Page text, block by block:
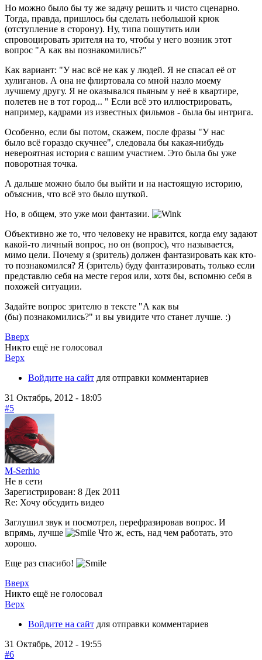
Но можно было бы ту же задачу решить и чисто сценарно.
Тогда, правда, пришлось бы сделать небольшой крюк
(отступление в сторону). Ну, типа пошутить или
спровоцировать зрителя на то, чтобы у него возник этот
вопрос "А как вы познакомились?"
Как вариант: "У нас всё не как у людей. Я не спасал её от
хулиганов. А она не флиртовала со мной назло моему
лучшему другу. Я не оказывался пьяным у неё в квартире,
полетев не в тот город... " Если всё это иллюстрировать,
например, кадрами из известных фильмов - была бы интрига.
Особенно, если бы потом, скажем, после фразы "У нас
было всё гораздо скучнее", следовала бы какая-нибудь
невероятная история с вашим участием. Это была бы уже
поворотная точка.
А дальше можно было бы выйти и на настоящую историю,
объяснив, что всё это было шуткой.
Но, в общем, это уже мои фантазии.
Объективно же то, что человеку не нравится, когда ему задают
какой-то личный вопрос, но он (вопрос), что называется,
мимо цели. Почему я (зритель) должен фантазировать как кто-
то познакомился? Я (зритель) буду фантазировать, только если
представлю себя на месте героя или, хотя бы, вспомню себя в
похожей ситуации.
Задайте вопрос зрителю в тексте "А как вы
(бы) познакомились?" и вы увидите что станет лучше. :)
Вверх
Никто ещё не голосовал
Верх
Войдите на сайт для отправки комментариев
31 Октябрь, 2012 - 18:05
#5
M-Serhio
Не в сети
Зарегистрирован: 8 Дек 2011
Re: Хочу обсудить видео
Заглушил звук и посмотрел, перефразировав вопрос. И
впрямь, лучше
Что ж, есть, над чем работать, это
хорошо.
Еще раз спасибо!
Вверх
Никто ещё не голосовал
Верх
Войдите на сайт для отправки комментариев
31 Октябрь, 2012 - 19:55
#6